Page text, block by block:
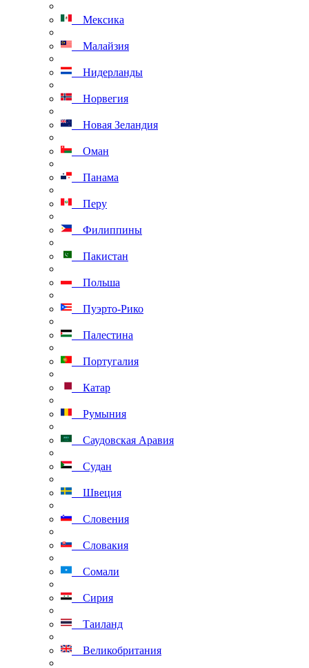
Мексика
Малайзия
Нидерланды
Норвегия
Новая Зеландия
Оман
Панама
Перу
Филиппины
Пакистан
Польша
Пуэрто-Рико
Палестина
Португалия
Катар
Румыния
Саудовская Аравия
Судан
Швеция
Словения
Словакия
Сомали
Сирия
Таиланд
Великобритания